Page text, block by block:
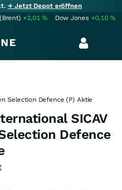
→ Jetzt Depot eröffnen
+2,01% Dow Jones +0,10%
Selection Defence (P) Aktie
SICAV
Defence